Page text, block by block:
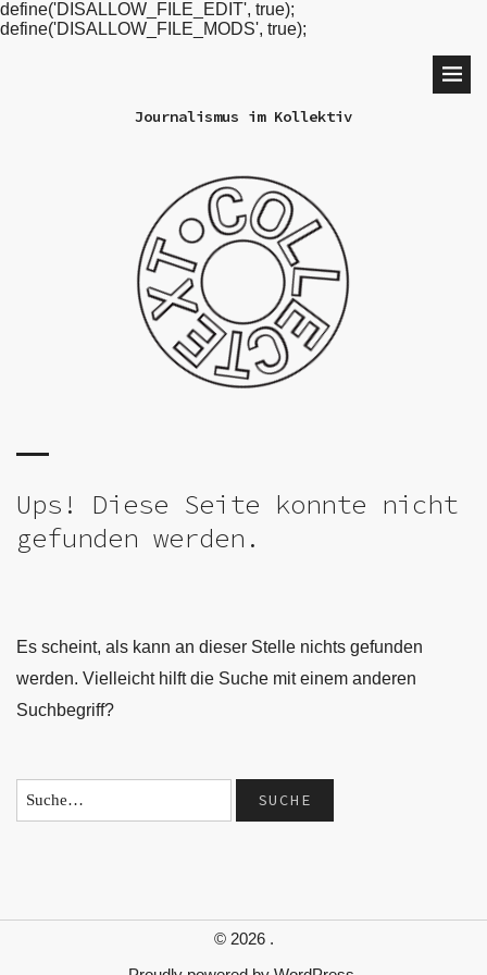
define('DISALLOW_FILE_EDIT', true);
define('DISALLOW_FILE_MODS', true);
Journalismus im Kollektiv
Ups! Diese Seite konnte nicht
gefunden werden.
Es scheint, als kann an dieser Stelle nichts gefunden
werden. Vielleicht hilft die Suche mit einem anderen
Suchbegriff?
© 2026 .